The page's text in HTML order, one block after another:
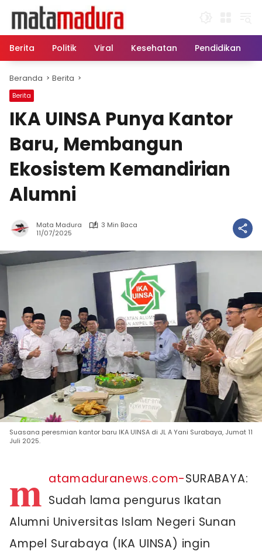
konten
Berita
Politik Viral Kesehatan Pendidikan
Beranda Berita
Berita
IKA UINSA Punya Kantor
Baru, Membangun
Ekosistem Kemandirian
Alumni
Mata Madura
3 Min Baca
11/07/2025
Suasana peresmian kantor baru IKA UINSA di JL A Yani Surabaya, Jumat 11
Juli 2025.
m atamaduranews.com-SURABAYA:
Sudah lama pengurus Ikatan
Alumni Universitas Islam Negeri Sunan
Ampel Surabaya (IKA UINSA) ingin